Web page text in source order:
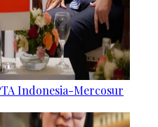
Indonesia-Mercosur